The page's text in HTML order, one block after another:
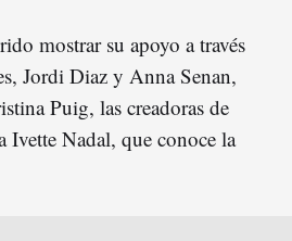
mostrar su apoyo a través
Jordi Diaz y Anna Senan,
Puig, las creadoras de
Ivette Nadal, que conoce la